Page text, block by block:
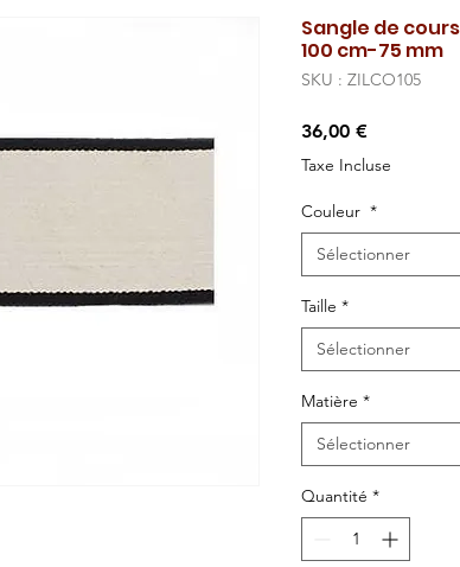
Sangle de
100 cm-75 mm
SKU : ZILCO105
36,00 €Prix
Taxe Incluse
Couleur *
Sélectionner
Taille *
Sélectionner
Matière *
Sélectionner
Quantité *